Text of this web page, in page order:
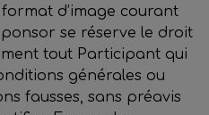
d’image courant
se réserve le droit
tout Participant qui
générales ou
fausses, sans préavis